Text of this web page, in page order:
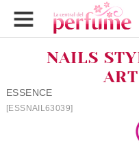
NAILS
ESSENCE
[ESSNAIL63039]